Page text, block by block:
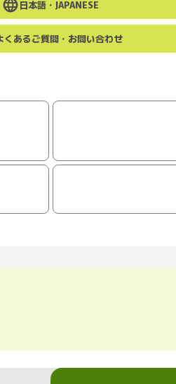
日本語・ JAPANESE
くあるご質問・お問い合わせ